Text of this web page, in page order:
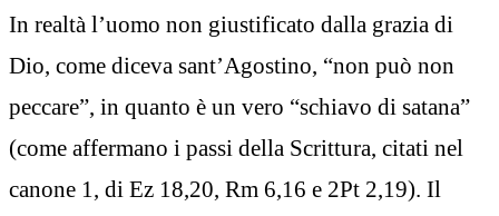
In realtà l’uomo non giustificato dalla grazia di
Dio, come diceva sant’Agostino, “non può non
peccare”, in quanto è un vero “schiavo di satana”
(come affermano i passi della Scrittura, citati nel
canone 1, di Ez 18,20, Rm 6,16 e 2Pt 2,19). Il